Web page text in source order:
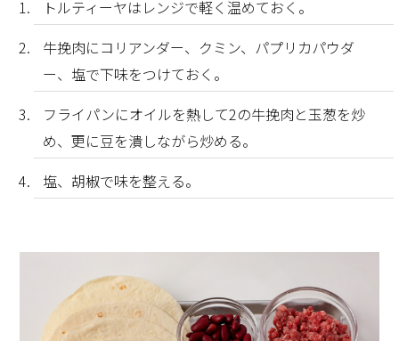
トルティーヤはレンジで軽く温めておく。
牛挽肉にコリアンダー、クミン、パプリカパウダ
ー、塩で下味をつけておく。
フライパンにオイルを熱して2の牛挽肉と玉葱を炒
め、更に豆を潰しながら炒める。
塩、胡椒で味を整える。